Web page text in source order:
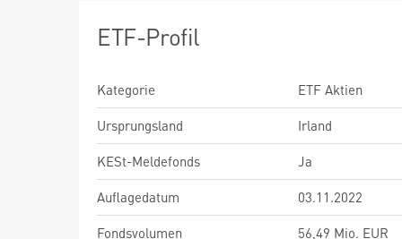
ETF-Profil
Kategorie
ETF Aktien
Ursprungsland
Irland
KESt-Meldefonds
Ja
Auflagedatum
03.11.2022
Fondsvolumen
56,49 Mio. EUR